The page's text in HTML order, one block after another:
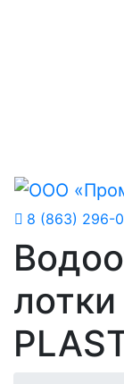
8 (863) 296-